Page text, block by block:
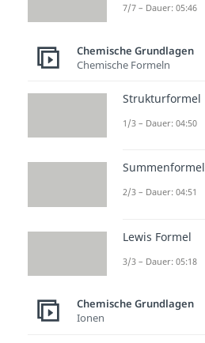
7/7 – Dauer: 05:46
Chemische Grundlagen
Chemische Formeln
Strukturformel
1/3 – Dauer: 04:50
Summenformel
2/3 – Dauer: 04:51
Lewis Formel
3/3 – Dauer: 05:18
Chemische Grundlagen
Ionen